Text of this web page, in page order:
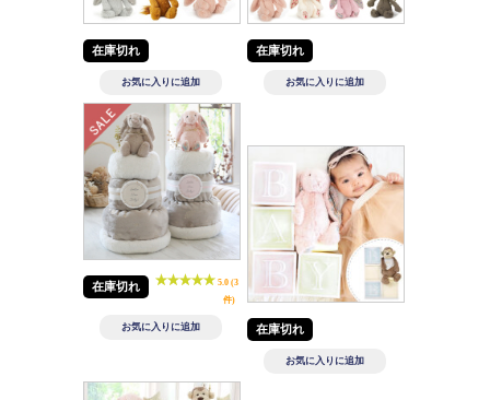
在庫切れ 在庫切れ
在庫切れ
5.0 (3
件)
在庫切れ